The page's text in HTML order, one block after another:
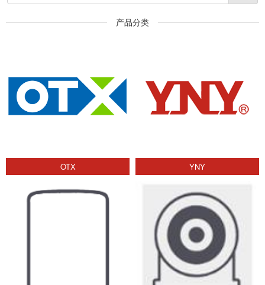
产品分类
OTX YNY